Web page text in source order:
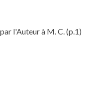
l'Auteur à M. C. (p.1)